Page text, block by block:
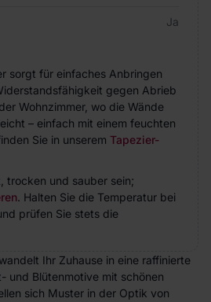
Ja
sorgt für einfaches Anbringen
gegen Abrieb
Wohnzimmer, wo die Wände
– einfach mit einem feuchten
Sie in unserem Tapezier-
trocken und sauber sein;
. Halten Sie die Temperatur bei
prüfen Sie stets die
Ihr Zuhause in eine raffinierte
und Blütenmotive mit schönen
sich Muster in der Optik von